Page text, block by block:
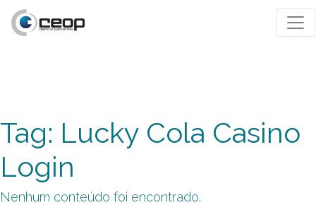
Tag: Lucky Cola Casino
Login
Nenhum conteúdo foi encontrado.